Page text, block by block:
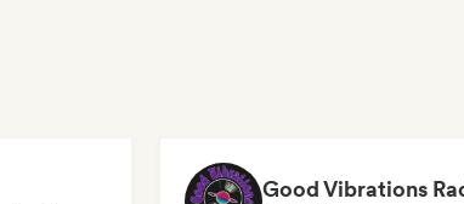
Good Vibrations